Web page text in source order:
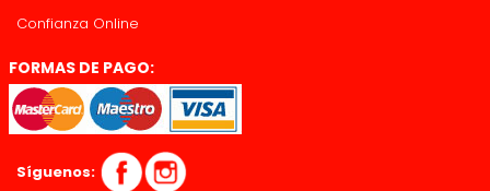
Confianza Online
FORMAS DE PAGO:
Síguenos: